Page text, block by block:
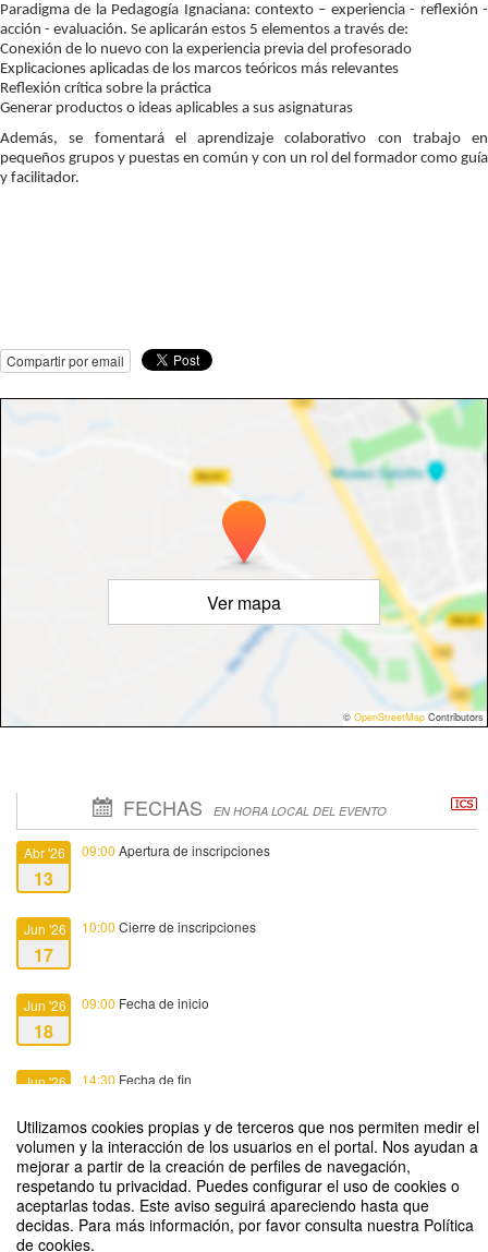
Utilizamos cookies propias y de terceros que nos permiten medir el
volumen y la interacción de los usuarios en el portal. Nos ayudan a
mejorar a partir de la creación de perfiles de navegación,
respetando tu privacidad. Puedes configurar el uso de cookies o
aceptarlas todas. Este aviso seguirá apareciendo hasta que
decidas. Para más información, por favor consulta nuestra Política
de cookies.
Paradigma de la Pedagogía Ignaciana: contexto – experiencia - reflexión -
acción - evaluación. Se aplicarán estos 5 elementos a través de:
Conexión de lo nuevo con la experiencia previa del profesorado
Explicaciones aplicadas de los marcos teóricos más relevantes
Reflexión crítica sobre la práctica
Generar productos o ideas aplicables a sus asignaturas
Además, se fomentará el aprendizaje colaborativo con trabajo en
pequeños grupos y puestas en común y con un rol del formador como guía
y facilitador.
Compartir por email
Ver mapa
© OpenStreetMap Contributors
FECHAS EN HORA LOCAL DEL EVENTO
Abr '26
13
09:00 Apertura de inscripciones
Jun '26
17
10:00 Cierre de inscripciones
Jun '26
18
09:00 Fecha de inicio
Jun '26 14:30 Fecha de fin
Motivar para el aprendizaje